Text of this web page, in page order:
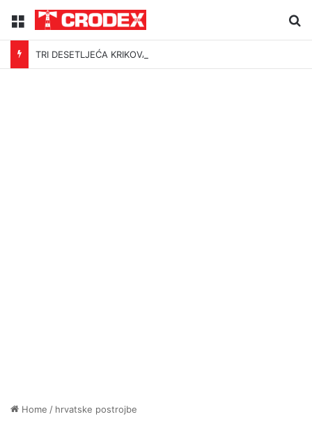
Menu
TRI DESETLJEĆA KRIKOVA OČAJNIKA
Home / hrvatske postrojbe